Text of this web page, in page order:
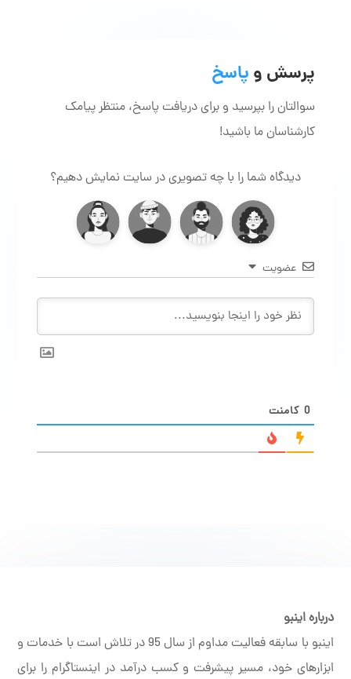
پرسش و پاسخ
سوالتان را بپرسید و برای دریافت پاسخ، منتظر پیامک
کارشناسان ما باشید!
دیدگاه شما را با چه تصویری در سایت نمایش دهیم؟
عضویت
0 کامنت
درباره اینبو
اینبو با سابقه فعالیت مداوم از سال 95 در تلاش است با خدمات و
ابزارهای خود، مسیر پیشرفت و کسب درآمد در اینستاگرام را برای